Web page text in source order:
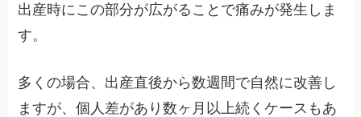
出産時にこの部分が広がることで痛みが発生しま
す。
多くの場合、出産直後から数週間で自然に改善し
ますが、個人差があり数ヶ月以上続くケースもあ